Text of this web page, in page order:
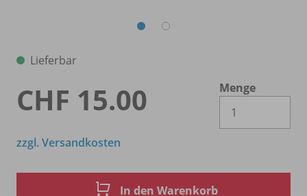
Lieferbar
CHF 15.00
Menge
zzgl. Versandkosten
In den Warenkorb